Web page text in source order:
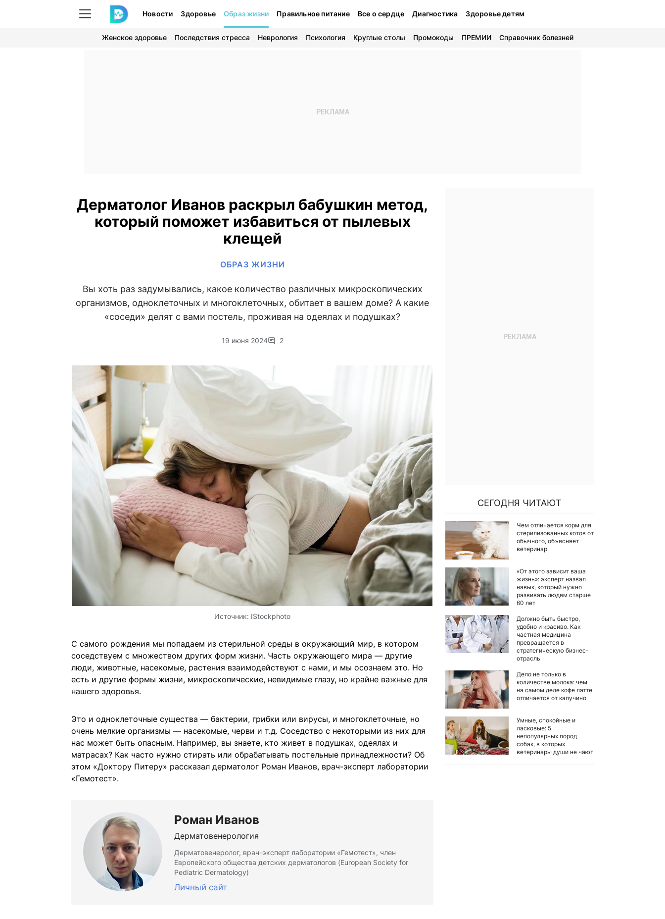
Новости Здоровье Образ жизни Правильное питание Все о сердце Диагностика Здоровье детям
Женское здоровье Последствия стресса Неврология Психология Круглые столы Промокоды ПРЕМИИ Справочник болезней
Дерматолог Иванов раскрыл бабушкин метод,
который поможет избавиться от пылевых
клещей
ОБРАЗ ЖИЗНИ
Вы хоть раз задумывались, какое количество различных микроскопических
организмов, одноклеточных и многоклеточных, обитает в вашем доме? А какие
«соседи» делят с вами постель, проживая на одеялах и подушках?
19 июня 2024 2
Источник: IStockphoto
С самого рождения мы попадаем из стерильной среды в окружающий мир, в котором
соседствуем с множеством других форм жизни. Часть окружающего мира — другие
люди, животные, насекомые, растения взаимодействуют с нами, и мы осознаем это. Но
есть и другие формы жизни, микроскопические, невидимые глазу, но крайне важные для
нашего здоровья.
Это и одноклеточные существа — бактерии, грибки или вирусы, и многоклеточные, но
очень мелкие организмы — насекомые, черви и т.д. Соседство с некоторыми из них для
нас может быть опасным. Например, вы знаете, кто живет в подушках, одеялах и
матрасах? Как часто нужно стирать или обрабатывать постельные принадлежности? Об
этом «Доктору Питеру» рассказал дерматолог Роман Иванов, врач-эксперт лаборатории
«Гемотест».
Роман Иванов
Дерматовенерология
Дерматовенеролог, врач-эксперт лаборатории «Гемотест», член
Европейского общества детских дерматологов (European Society for
Pediatric Dermatology)
Личный сайт
СЕГОДНЯ ЧИТАЮТ
Чем отличается корм для
стерилизованных котов от
обычного, объясняет
ветеринар
«От этого зависит ваша
жизнь»: эксперт назвал
навык, который нужно
развивать людям старше
60 лет
Должно быть быстро,
удобно и красиво. Как
частная медицина
превращается в
стратегическую бизнес-
отрасль
Дело не только в
количестве молока: чем
на самом деле кофе латте
отличается от капучино
Умные, спокойные и
ласковые: 5
непопулярных пород
собак, в которых
ветеринары души не чают